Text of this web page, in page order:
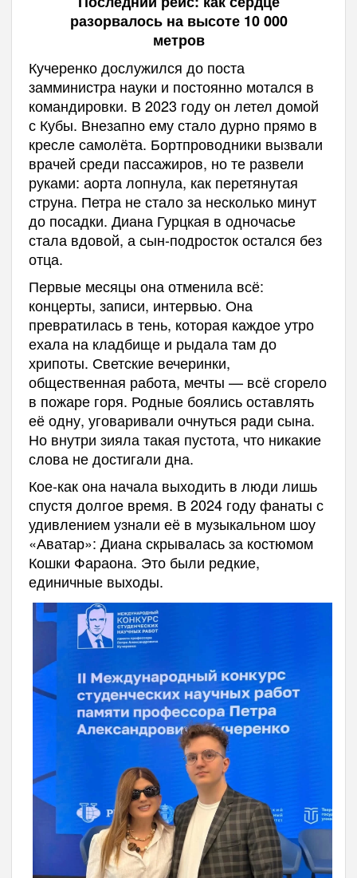
разорвалось на высоте 10 000
метров
Кучеренко дослужился до поста
замминистра науки и постоянно мотался в
командировки. В 2023 году он летел домой
с Кубы. Внезапно ему стало дурно прямо в
кресле самолёта. Бортпроводники вызвали
врачей среди пассажиров, но те развели
руками: аорта лопнула, как перетянутая
струна. Петра не стало за несколько минут
до посадки. Диана Гурцкая в одночасье
стала вдовой, а сын-подросток остался без
отца.
Первые месяцы она отменила всё:
концерты, записи, интервью. Она
превратилась в тень, которая каждое утро
ехала на кладбище и рыдала там до
хрипоты. Светские вечеринки,
общественная работа, мечты — всё сгорело
в пожаре горя. Родные боялись оставлять
её одну, уговаривали очнуться ради сына.
Но внутри зияла такая пустота, что никакие
слова не достигали дна.
Кое-как она начала выходить в люди лишь
спустя долгое время. В 2024 году фанаты с
удивлением узнали её в музыкальном шоу
«Аватар»: Диана скрывалась за костюмом
Кошки Фараона. Это были редкие,
единичные выходы.